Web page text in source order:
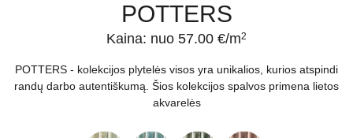
POTTERS
Kaina: nuo 57.00 €/m2
POTTERS - kolekcijos plytelės visos yra unikalios, kurios atspindi
randų darbo autentiškumą. Šios kolekcijos spalvos primena lietos
akvarelės